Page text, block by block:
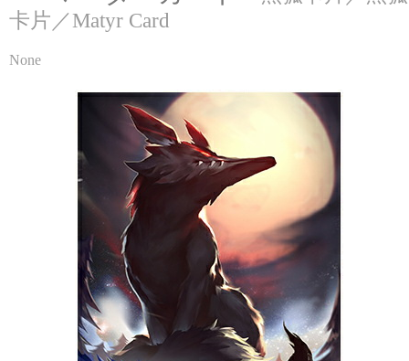
卡片／Matyr Card
None